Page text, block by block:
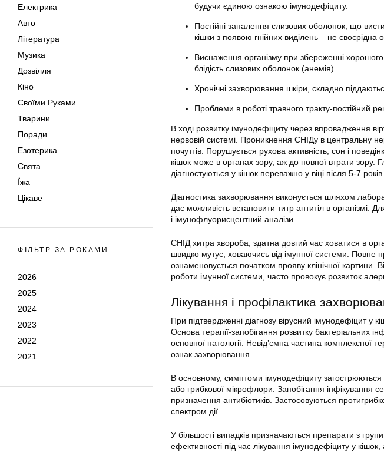
Електрика
Авто
Література
Музика
Дозвілля
Кіно
Своїми Руками
Тварини
Поради
Езотерика
Свята
Їжа
Цікаве
ФІЛЬТР ЗА РОКАМИ
2026
2025
2024
2023
2022
2021
будучи єдиною ознакою імунодефіциту.
Постійні запалення слизових оболонок, що
кішки з появою гнійних виділень – не своєрідна
Виснаження організму при збереженні
блідість слизових оболонок (анемія).
Хронічні захворювання шкіри, складно
Проблеми в роботі травного тракту-постійний
В ході розвитку імунодефіциту через впровадження
нервовій системі. Проникнення СНІДу в центральну
почуттів. Порушується рухова активність, сон і
кішок може в органах зору, аж до повної втрати зору.
діагностуються у кішок переважно у віці після 5-7 років.
Діагностика захворювання виконується шляхом
дає можливість встановити титр антитіл в організмі.
і імунофлуорисцентний аналізи.
СНІД хитра хвороба, здатна довгий час ховатися в
швидко мутує, ховаючись від імунної системи. Повне
ознаменовується початком прояву клінічної
роботи імунної системи, часто провокує розвиток
Лікування і профілактика
При підтвердженні діагнозу вірусний імунодефіцит у
Основа терапії-запобігання розвитку бактеріальних
основної патології. Невід’ємна частина комплексної
ознак захворювання.
В основному, симптоми імунодефіциту загострюються
або грибкової мікрофлори. Запобігання
призначення антибіотиків. Застосовуються
спектром дії.
У більшості випадків призначаються препарати з
ефективності під час лікування імунодефіциту у